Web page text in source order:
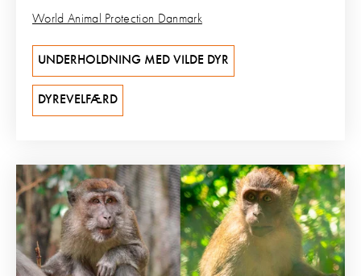
World Animal Protection Danmark
UNDERHOLDNING MED VILDE DYR
DYREVELFÆRD